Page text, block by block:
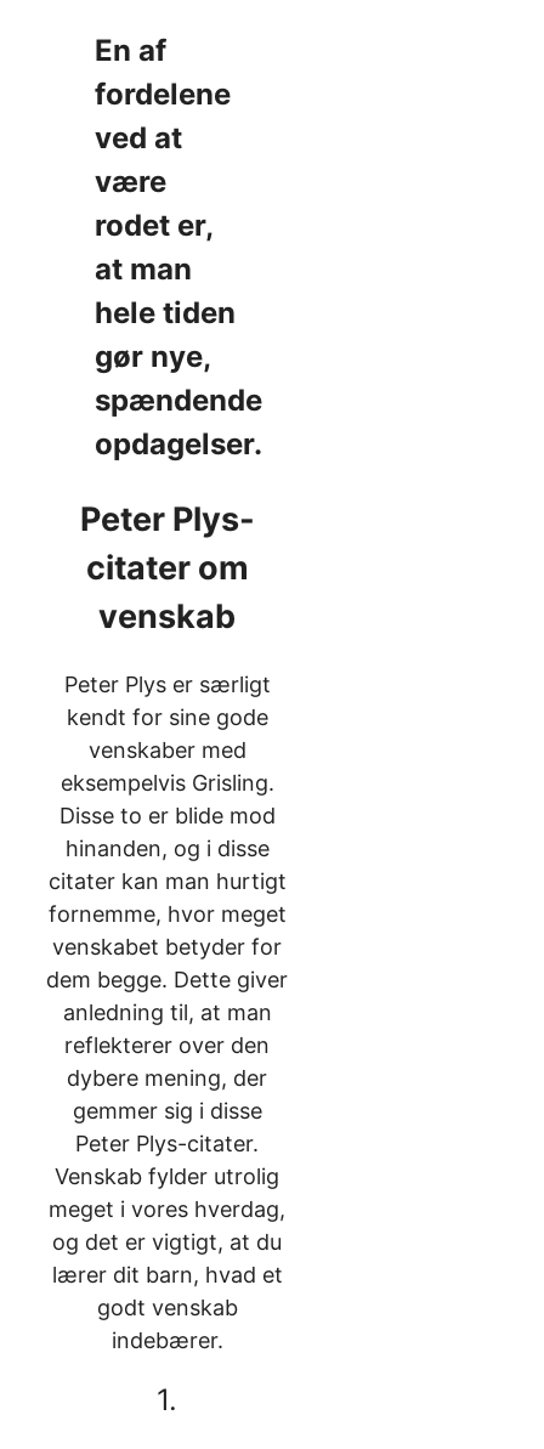
En af
fordelene
ved at
være
rodet er,
at man
hele tiden
gør nye,
spændende
opdagelser.
Peter Plys-
citater om
venskab
Peter Plys er særligt
kendt for sine gode
venskaber med
eksempelvis Grisling.
Disse to er blide mod
hinanden, og i disse
citater kan man hurtigt
fornemme, hvor meget
venskabet betyder for
dem begge. Dette giver
anledning til, at man
reflekterer over den
dybere mening, der
gemmer sig i disse
Peter Plys-citater.
Venskab fylder utrolig
meget i vores hverdag,
og det er vigtigt, at du
lærer dit barn, hvad et
godt venskab
indebærer.
1.